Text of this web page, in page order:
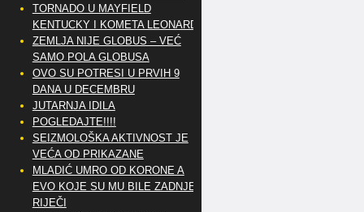
TORNADO U MAYFIELD
KENTUCKY I KOMETA LEONARD
ZEMLJA NIJE GLOBUS – VEĆ
SAMO POLA GLOBUSA
OVO SU POTRESI U PRVIH 9
DANA U DECEMBRU
JUTARNJA IDILA
POGLEDAJTE!!!!
SEIZMOLOŠKA AKTIVNOST JE
VEĆA OD PRIKAZANE
MLADIĆ UMRO OD KORONE A
EVO KOJE SU MU BILE ZADNJE
RIJEČI